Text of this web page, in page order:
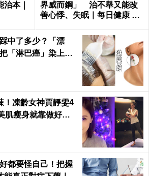
本｜
界威而鋼」 治不舉又能改
善心悸、失眠｜每日健康 He
中了多少？「漂
「淋巴癌」染上
！凍齡女神賈靜雯4
瘦身就靠做好這3
都要怪自己！把握